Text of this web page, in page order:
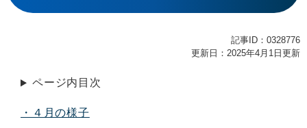
記事ID：0328776
更新日：2025年4月1日更新
ページ内目次
・４月の様子